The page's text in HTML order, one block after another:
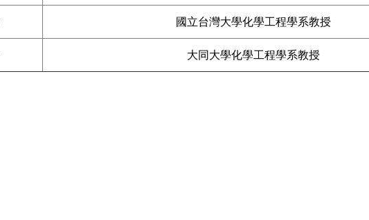
國立台灣大學化學工程學系教授
大同大學化學工程學系教授